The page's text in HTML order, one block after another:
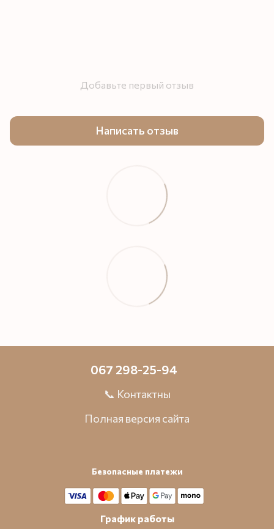
Добавьте первый отзыв
Написать отзыв
067 298-25-94
📞 Контактны
Полная версия сайта
Безопасные платежи
График работы